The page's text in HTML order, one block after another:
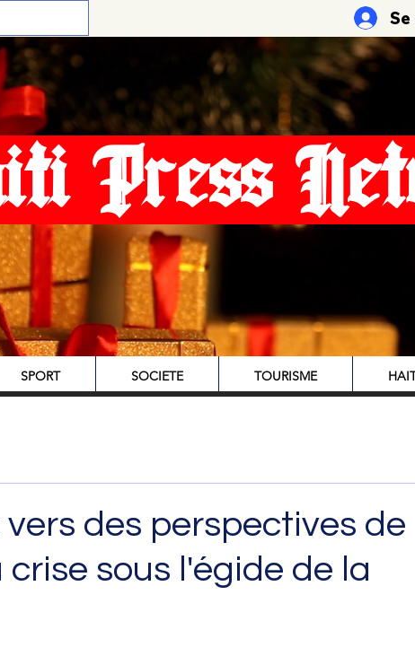
Press
SPORT SOCIETE TOURISME
des perspectives de
sous l'égide de la